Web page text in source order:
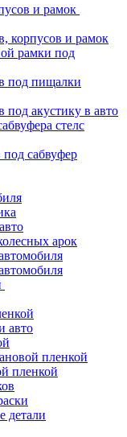
и рамок
корпусов и рамок
рамки под
под пищалки
под акустику в авто
стелс
под сабвуфер
арок
авто
пленкой
пленкой
детали